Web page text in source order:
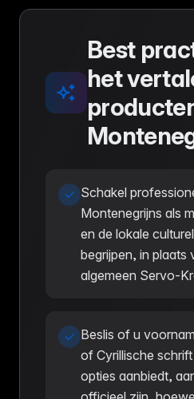
Best
het
Schakel
Montenegrijns als
en de lokale
begrijpen, in plaats
algemeen Servo-
Beslis of u
of Cyrillische
opties aanbiedt,